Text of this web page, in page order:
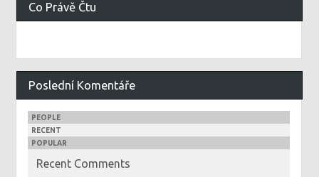
Co Právě Čtu
Poslední Komentáře
PEOPLE
RECENT
POPULAR
Recent Comments